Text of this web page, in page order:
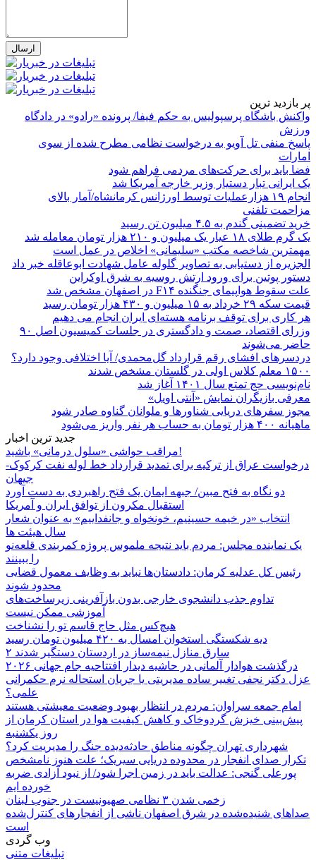
پر بازدید ترین
واکنش باشگاه پرسپولیس به حکم فیفا/ پرونده «رادو» در دادگاه
ورزش
پاسخ منفی تل آویو به درخواست نظامی مطرح شده از سوی
امارات
فضا باید برای حرکت‌های مردمی فراهم شود
یک ایرانی تبار دستیار وزیر خارجه آمریکا شد
انجام ۱۹ هزارعملیات توسط اورژانس کرمانشاه/آمار بالای
مزاحمت تلفنی
خرید تضمینی گندم به ۴.۵ میلیون تن رسید
یک گرم طلای ۱۸ عیار یک میلیون و ۲۱۰ هزار تومان معامله شد
مهمترین شاخصه مکتب «سلیمانی» اخلاص در عمل است
الجزیره از دستیابی به تصاویر گلوله عامل شهادت ابوعاقله خبر داد
دستور پوتین برای ورود ارتش روسیه به شرق اوکراین
علت سقوط هواپیمای جنگنده F۱۴ در اصفهان مشخص شد
قیمت سکه ۲۹ خرداد به ۱۵ میلیون و ۴۳۰ هزار تومان رسید
هر کاری برای توقف برنامه هسته‌ای ایران انجام می دهیم
وزرای اقتصاد، صمت و دادگستری در جلسات کمیسیون اصل ۹۰
حاضر می‌شوند
دردسرهای افشای رقم قرارداد گل‌محمدی/ آیا اختلافی وجود دارد؟
۱۵۰۰ معلم کلاس اولی در گلستان مشخص شدند
نام‌نویسی حج تمتع سال ۱۴۰۱ آغاز شد
معرفی بازیگران نمایش «آنتی اویل»
مجوز سفرهای دریایی شناورها و ملوانان گناوه صادر شود
ماهیانه ۴۰۰ هزار تومان به حساب هر نفر واریز می‌شود
جدید ترین اخبار
مراقب حواشی «سلول درمانی» باشید!
درخواست عراق از ترکیه برای تمدید قرارداد خط لوله نفت کرکوک-
جیهان
دو نگاه به فتح مبین/ جبهه ایمان یک فتح راهبردی به دست آورد
استقبال مکرون از توافق ایران و آمریکا
انتخاب «در خیمه حسینیم، خونخواه و جانفداییم» به عنوان شعار
سال هیئت ها
یک نماینده مجلس: مردم باید نتیجه ملموس پروژه کمربندی قلعه‌نو
را ببینند
رئیس کل عدلیه کرمان: دادستان‌ها نباید به وظایف معمول قضایی
محدود شوند
تداوم جذب دانشجوی خارجی بدون بازآفرینی زیرساخت‌های
آموزشی ممکن نیست
هیچ‌کس مثل حاج قاسم تو را نشناخت
دیه شکستگی استخوان امسال به ۴۲۰ میلیون تومان رسید
۲ سارق منازل نیمه‌ساز در اردستان دستگیر شدند
درگذشت هوادار آلمانی در حاشیه دیدار افتتاحیه جام جهانی ۲۰۲۶
عزل دکتر نجفی تغییر ساده مدیریتی یا جریان استحاله نرم حکمرانی
علمی؟
امام جمعه سراوان: مردم در انتظار بهبود وضعیت معیشتی هستند
پیش‌بینی خیزش گردوخاک و کاهش کیفیت هوا در استان کرمان از
روز یکشنبه
شهرداری تهران چگونه مناطق حادثه‌دیده جنگ را مدیریت کرد؟
تکرار صدای انفجار در محدوده دریایی سیریک؛ علت هنوز نامشخص
پورعلی گنجی: عدالت باید در زمین اجرا شود/ از نبود آزادی ضربه
خورده ایم
زخمی شدن ۳ نظامی صهیونیست در جنوب لبنان
صداهای شنیده‌شده در شرق اصفهان ناشی از انفجارهای کنترل‌شده
است
وب گردی
تبلیغات متنی